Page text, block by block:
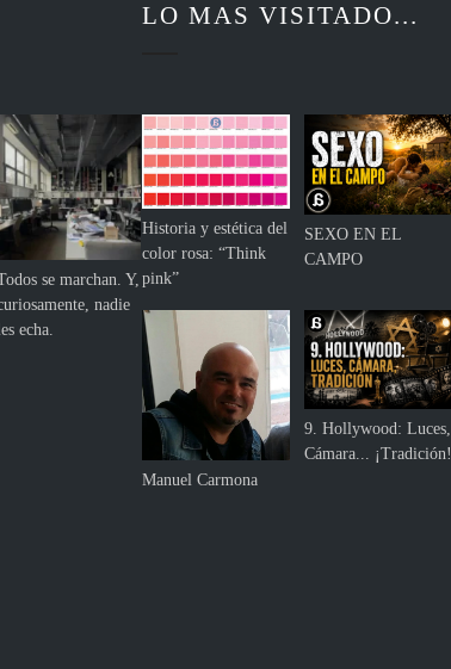
se marchan. Y,
nadie
echa.
LO MAS VISITADO...
Historia y estética del
color rosa: “Think
pink”
SEXO EN EL
CAMPO
Manuel Carmona
9. Hollywood: Luces,
Cámara... ¡Tradición!